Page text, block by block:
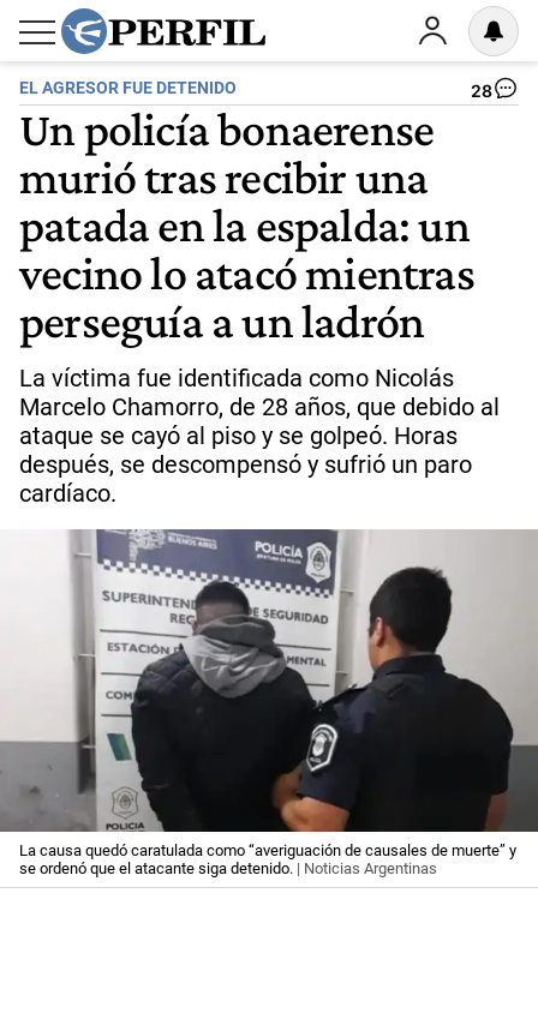
EL AGRESOR FUE DETENIDO 28
Un policía bonaerense
murió tras recibir una
patada en la espalda: un
vecino lo atacó mientras
perseguía a un ladrón
La víctima fue identificada como Nicolás
Marcelo Chamorro, de 28 años, que debido al
ataque se cayó al piso y se golpeó. Horas
después, se descompensó y sufrió un paro
cardíaco.
La causa quedó caratulada como “averiguación de causales de muerte” y
se ordenó que el atacante siga detenido. | Noticias Argentinas